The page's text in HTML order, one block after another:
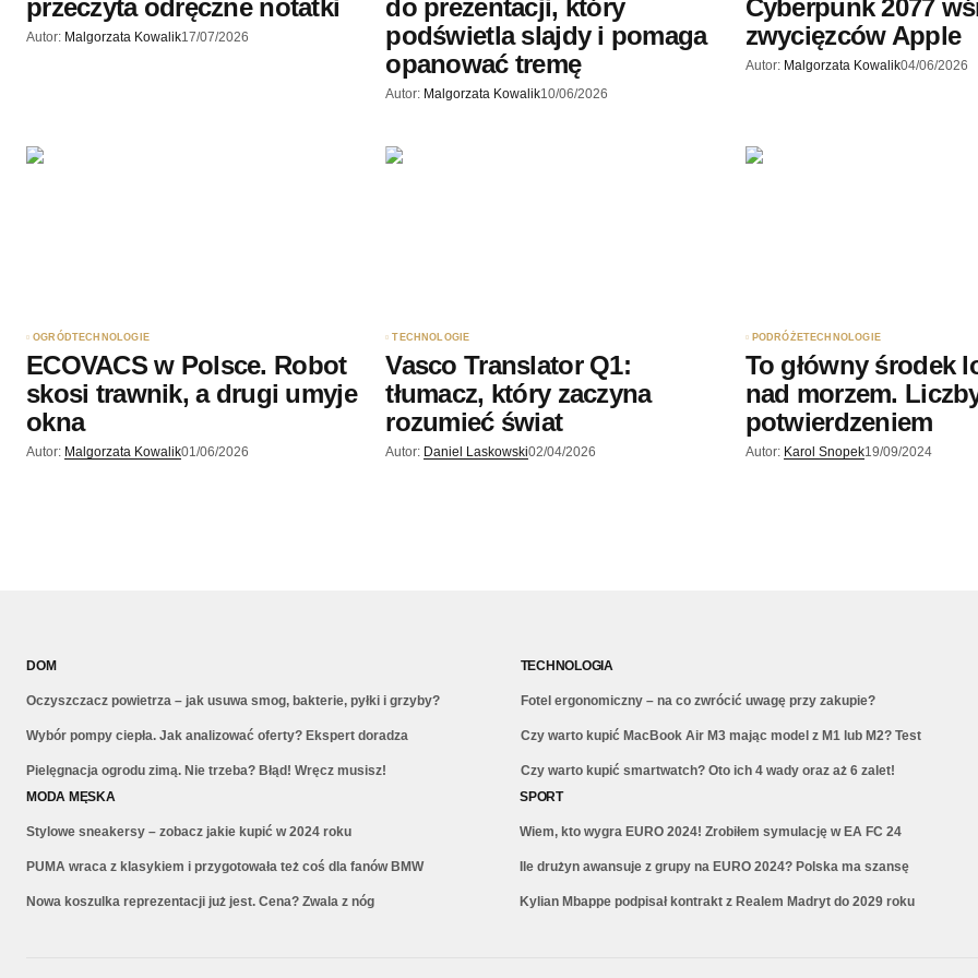
przeczyta odręczne notatki
Autor: Malgorzata Kowalik17/07/2026
do prezentacji, który
podświetla slajdy i pomaga
opanować tremę
Autor: Malgorzata Kowalik10/06/2026
Cyberpunk 2077
zwycięzców Apple
Autor: Malgorzata Kowalik04/06/2026
OGRÓDTECHNOLOGIE
ECOVACS w Polsce. Robot
skosi trawnik, a drugi umyje
okna
Autor: Malgorzata Kowalik01/06/2026
TECHNOLOGIE
Vasco Translator Q1:
tłumacz, który zaczyna
rozumieć świat
Autor: Daniel Laskowski02/04/2026
PODRÓŻETECHNOLOGIE
To główny środek
nad morzem.
potwierdzeniem
Autor: Karol Snopek19/09/2024
DOM
Oczyszczacz powietrza – jak usuwa smog, bakterie, pyłki i grzyby?
Wybór pompy ciepła. Jak analizować oferty? Ekspert doradza
Pielęgnacja ogrodu zimą. Nie trzeba? Błąd! Wręcz musisz!
TECHNOLOGIA
Fotel ergonomiczny – na co zwrócić uwagę przy zakupie?
Czy warto kupić MacBook Air M3 mając model z M1 lub M2? Test
Czy warto kupić smartwatch? Oto ich 4 wady oraz aż 6 zalet!
MODA MĘSKA
Stylowe sneakersy – zobacz jakie kupić w 2024 roku
PUMA wraca z klasykiem i przygotowała też coś dla fanów BMW
Nowa koszulka reprezentacji już jest. Cena? Zwala z nóg
SPORT
Wiem, kto wygra EURO 2024! Zrobiłem symulację w EA FC 24
Ile drużyn awansuje z grupy na EURO 2024? Polska ma szansę
Kylian Mbappe podpisał kontrakt z Realem Madryt do 2029 roku